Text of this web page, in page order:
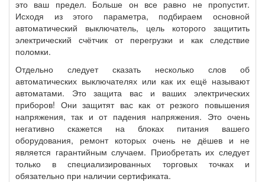
это ваш предел. Больше он все равно не пропустит.
Исходя из этого параметра, подбираем основной
автоматический выключатель, цель которого защитить
электрический счётчик от перегрузки и как следствие
поломки.
Отдельно следует сказать несколько слов об
автоматических выключателях или как их ещё называют
автоматами. Это защита вас и ваших электрических
приборов! Они защитят вас как от резкого повышения
напряжения, так и от падения напряжения. Это очень
негативно скажется на блоках питания вашего
оборудования, ремонт которых очень не дёшев и не
является гарантийным случаем. Приобретать их следует
только в специализированных торговых точках и
обязательно при наличии сертификата.